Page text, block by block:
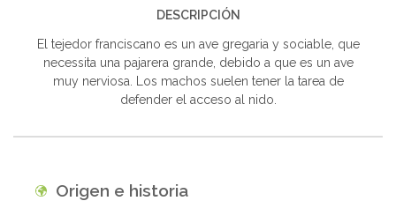
NOTAS:Ave recomendada para el principiante.
DESCRIPCIÓN
El tejedor franciscano es un ave gregaria y sociable, que
necessita una pajarera grande, debido a que es un ave
muy nerviosa. Los machos suelen tener la tarea de
defender el acceso al nido.
Origen e historia